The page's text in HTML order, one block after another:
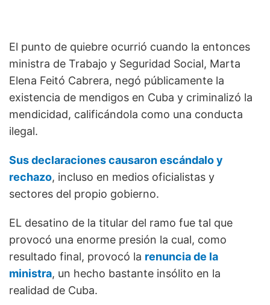
El punto de quiebre ocurrió cuando la entonces
ministra de Trabajo y Seguridad Social, Marta
Elena Feitó Cabrera, negó públicamente la
existencia de mendigos en Cuba y criminalizó la
mendicidad, calificándola como una conducta
ilegal.
Sus declaraciones causaron escándalo y
rechazo, incluso en medios oficialistas y
sectores del propio gobierno.
EL desatino de la titular del ramo fue tal que
provocó una enorme presión la cual, como
resultado final, provocó la renuncia de la
ministra, un hecho bastante insólito en la
realidad de Cuba.